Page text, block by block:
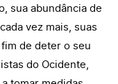
sua abundância de
vez mais, suas
de deter o seu
do Ocidente,